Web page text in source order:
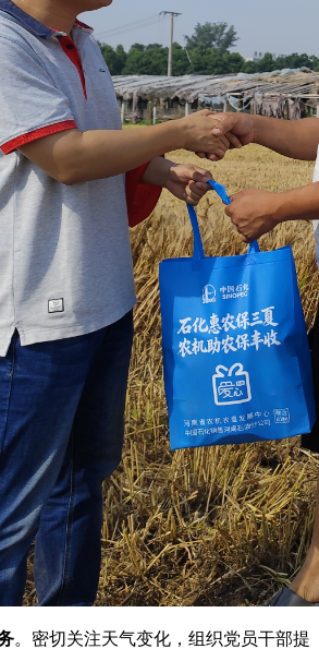
。密切关注天气变化，组织党员干部提